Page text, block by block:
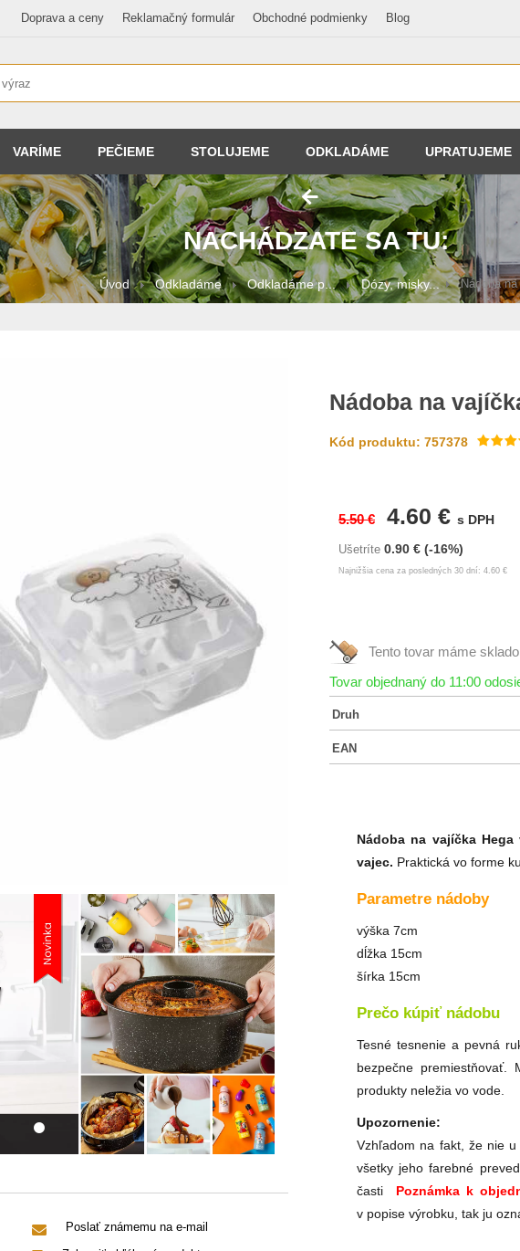
Doprava a ceny Reklamačný formulár Obchodné podmienky Blog
VARÍME PEČIEME STOLUJEME ODKLADÁME UPRATUJEME
NACHÁDZATE SA TU:
Úvod Odkladáme Odkladáme p... Dózy, misky... Nádoba
Poslať známemu na e-mail
Nádoba na
Kód produktu: 757378
5.50 € 4.60 € s DPH
Ušetríte 0.90 € (-16%)
Najnižšia cena za posledných 30 dní: 4.60 €
Tento tovar máme
Tovar objednaný do 11:00
Druh
EAN
Nádoba na vajíčka Hega
vajec. Praktická vo forme
Parametre nádoby
výška 7cm
dĺžka 15cm
šírka 15cm
Prečo kúpiť nádobu
Tesné tesnenie a pevná
bezpečne premiestňovať.
produkty neležia vo vode.
Upozornenie:
Vzhľadom na fakt, že nie
všetky jeho farebné
časti Poznámka k
v popise výrobku, tak ju